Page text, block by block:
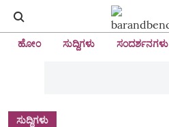
ಹೋಂ ಸುದ್ದಿಗಳು ಸಂದರ್ಶನಗಳು
ಸುದ್ದಿಗಳು